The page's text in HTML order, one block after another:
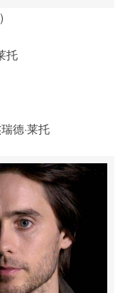
托
德·莱托